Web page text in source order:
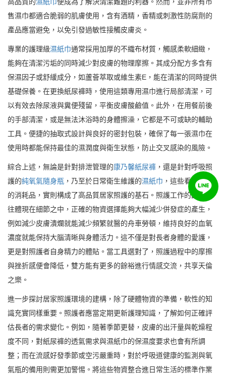
高品質的濕紙巾便成為了解決清潔難題的利器。然而，並非所有市
售濕巾都適合脆弱的肌膚使用，含有酒精，香精或刺激性防腐劑的
產品應當避免，以免引發過敏性接觸皮膚炎。
專業的護理級濕紙巾通常採用加厚的不織布材質，觸感柔軟細緻，
能夠在清潔污垢的同時減少對皮膚的物理摩擦。其成分配方多含有
保濕因子或舒緩成分，如蘆薈萃取或維生素E，能在清潔的同時提供
基礎保養。在更換紙尿褲時，使用這類專用濕巾進行局部清潔，可
以有效去除尿液與糞便殘留，平衡皮膚酸鹼值。此外，在用餐前後
的手部清潔，或是無法沐浴時的身體擦澡，它都是不可或缺的輔助
工具。便捷的抽取式設計與良好的密封包裝，確保了每一張濕巾在
使用時都能保持最佳的濕潤度與衛生狀態，防止交叉感染的風險。
綜合上述，無論是針對排泄管理的康乃馨紙尿褲 ，還是針對呼吸照
護的純氧氣隨身瓶 ，乃至於日常衛生維護的濕紙巾 ，這些看似瑣碎
的消耗品，實則構成了高品質居家照護的基石。照護工作的品質往
往體現在細節之中，正確的物資選擇能夠大幅減少併發症的產生，
例如減少皮膚潰爛就能減少頻繁就醫的舟車勞頓，維持良好的血氧
濃度就能保持大腦清晰與身體活力。這不僅是對長者身體的愛護，
更是對照護者自身精力的體貼。當工具選對了，照護過程中的摩擦
與挫折感便會降低，雙方能有更多的餘裕進行情感交流，共享天倫
之樂。
進一步探討居家照護環境的建構，除了硬體物資的準備，軟性的知
識充實同樣重要。照護者應當定期更新護理知識，了解如何正確評
估長者的需求變化。例如，隨著季節更替，皮膚的出汗量與乾燥程
度不同，對紙尿褲的透氣需求與濕紙巾的保濕度要求也會有所調
整；而在流感好發季節或空污嚴重時，對於呼吸道健康的監測與氧
氣瓶的備用則需更加警惕。將這些物資整合進日常生活的標準作業